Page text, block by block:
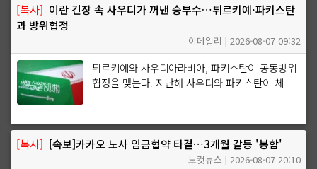
[복사] 이란 긴장 속 사우디가 꺼낸 승부수…튀르키예·파키스탄
과 방위협정
이데일리 | 2026-08-07 09:32
튀르키예와 사우디아라비아, 파키스탄이 공동방위
협정을 맺는다. 지난해 사우디와 파키스탄이 체
[복사] [속보]카카오 노사 임금협약 타결…3개월 갈등 '봉합'
노컷뉴스 | 2026-08-07 20:10